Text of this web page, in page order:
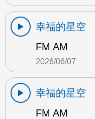
幸福的星空
FM AM
2026/06/07
幸福的星空
FM AM